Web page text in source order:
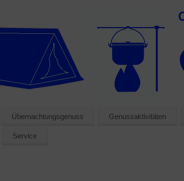
Übernachtungsgenuss Genussaktivitäten
Service